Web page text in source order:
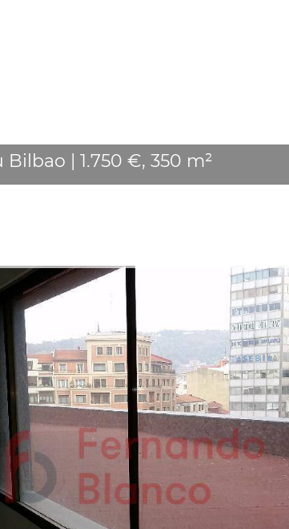
| 1.750 €, 350 m²